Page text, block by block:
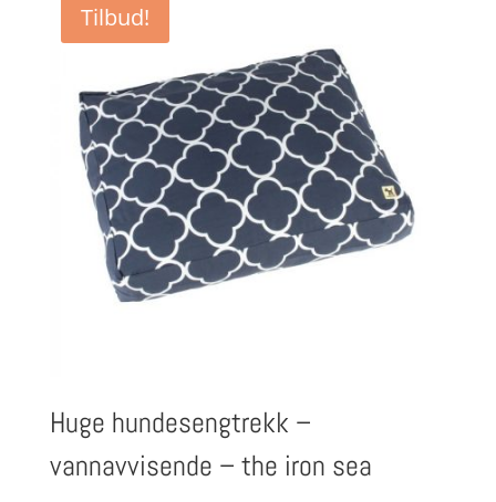
Tilbud!
Huge hundesengtrekk –
vannavvisende – the iron sea